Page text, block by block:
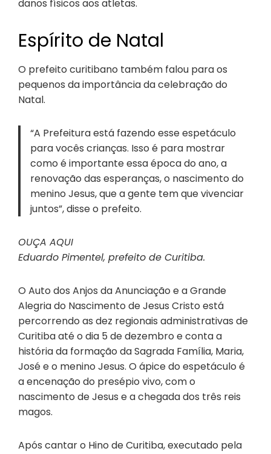
danos físicos aos atletas.
Espírito de Natal
O prefeito curitibano também falou para os
pequenos da importância da celebração do
Natal.
“A Prefeitura está fazendo esse espetáculo
para vocês crianças. Isso é para mostrar
como é importante essa época do ano, a
renovação das esperanças, o nascimento do
menino Jesus, que a gente tem que vivenciar
juntos”, disse o prefeito.
OUÇA AQUI
Eduardo Pimentel, prefeito de Curitiba.
O Auto dos Anjos da Anunciação e a Grande
Alegria do Nascimento de Jesus Cristo está
percorrendo as dez regionais administrativas de
Curitiba até o dia 5 de dezembro e conta a
história da formação da Sagrada Família, Maria,
José e o menino Jesus. O ápice do espetáculo é
a encenação do presépio vivo, com o
nascimento de Jesus e a chegada dos três reis
magos.
Após cantar o Hino de Curitiba, executado pela